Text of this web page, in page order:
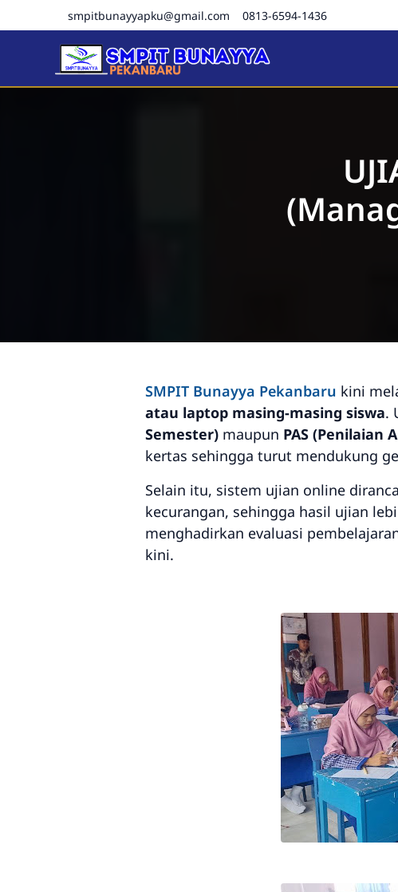
smpitbunayyapku@gmail.com 0813-6594-1436
SMPIT Bunayya Pekanbaru
SMPIT Bunayya Pekanbaru kini
atau laptop masing-masing siswa.
Semester) maupun PAS (Penilaian
kertas sehingga turut mendukung
Selain itu, sistem ujian online
kecurangan, sehingga hasil ujian
menghadirkan evaluasi
kini.